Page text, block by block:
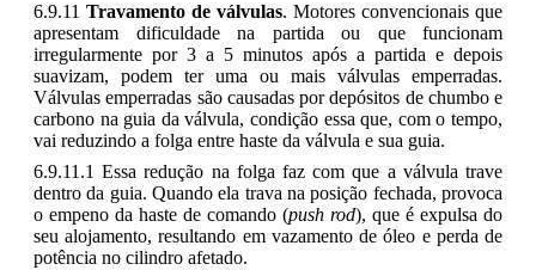
6.9.11 Travamento de válvulas. Motores convencionais que
apresentam dificuldade na partida ou que funcionam
irregularmente por 3 a 5 minutos após a partida e depois
suavizam, podem ter uma ou mais válvulas emperradas.
Válvulas emperradas são causadas por depósitos de chumbo e
carbono na guia da válvula, condição essa que, com o tempo,
vai reduzindo a folga entre haste da válvula e sua guia.
6.9.11.1 Essa redução na folga faz com que a válvula trave
dentro da guia. Quando ela trava na posição fechada, provoca
o empeno da haste de comando (push rod), que é expulsa do
seu alojamento, resultando em vazamento de óleo e perda de
potência no cilindro afetado.